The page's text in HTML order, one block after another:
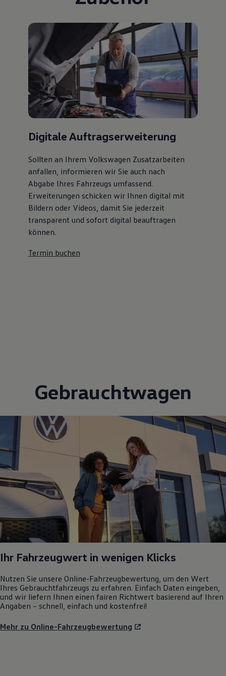
Digitale Auftragserweiterung
Sollten an Ihrem Volkswagen Zusatzarbeiten
anfallen, informieren wir Sie auch nach
Abgabe Ihres Fahrzeugs umfassend.
Erweiterungen schicken wir Ihnen digital mit
Bildern oder Videos, damit Sie jederzeit
transparent und sofort digital beauftragen
können.
Termin buchen
Gebrauchtwagen
Ihr Fahrzeugwert in wenigen Klicks
Nutzen Sie unsere Online-Fahrzeugbewertung, um den Wert
Ihres Gebrauchtfahrzeugs zu erfahren. Einfach Daten eingeben,
und wir liefern Ihnen einen fairen Richtwert basierend auf Ihren
Angaben – schnell, einfach und kostenfrei!
Mehr zu Online-Fahrzeugbewertung